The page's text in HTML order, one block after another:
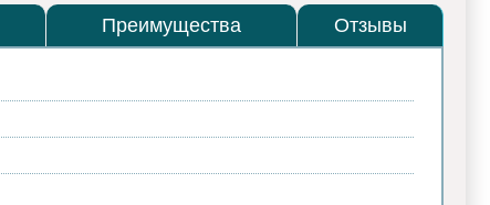
Преимущества Отзывы